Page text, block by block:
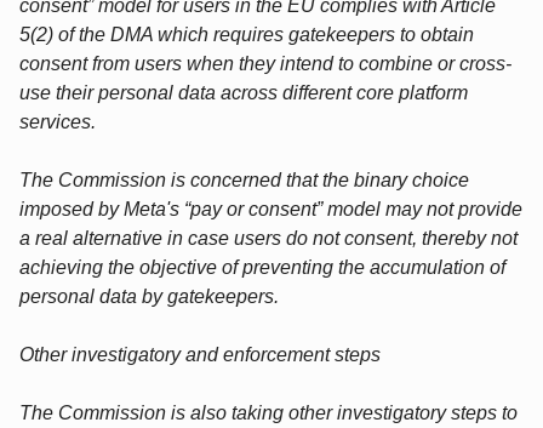
consent” model for users in the EU complies with Article
5(2) of the DMA which requires gatekeepers to obtain
consent from users when they intend to combine or cross-
use their personal data across different core platform
services.
The Commission is concerned that the binary choice
imposed by Meta's “pay or consent” model may not provide
a real alternative in case users do not consent, thereby not
achieving the objective of preventing the accumulation of
personal data by gatekeepers.
Other investigatory and enforcement steps
The Commission is also taking other investigatory steps to